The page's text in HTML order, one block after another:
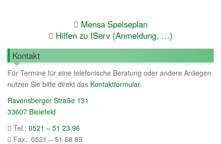
Mensa Speiseplan
Hilfen zu IServ (Anmeldung, …)
Kontakt
Für Termine für eine telefonische Beratung oder andere Anliegen
nutzen Sie bitte direkt das Kontaktformular.
Ravensberger Straße 131
33607 Bielefeld
Tel.: 0521 – 51 23 96
Fax.: 0521 – 51 68 89